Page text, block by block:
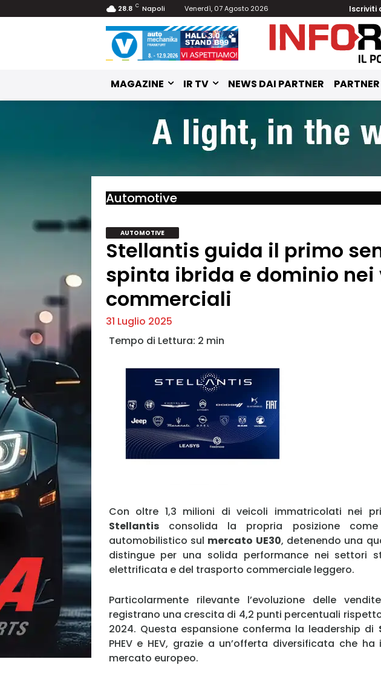
28.8 C Napoli Venerdì, 07 Agosto 2026 Iscriviti
MAGAZINE IR TV NEWS DAI PARTNER PARTNER
Automotive
AUTOMOTIVE
Stellantis guida il primo
spinta ibrida e dominio nei
commerciali
31 Luglio 2025
Con oltre 1,3 milioni di veicoli immatricolati nei
Stellantisconsolida la propria posizione come
automobilistico sul mercato UE30, detenendo una
distingue per una solida performance nei settori
elettrificata e del trasporto commerciale leggero.
Particolarmente rilevante l’evoluzione delle
registrano una crescita di 4,2 punti percentuali
2024. Questa espansione conferma la leadership di
PHEV e HEV, grazie a un’offerta diversificata che
mercato europeo.